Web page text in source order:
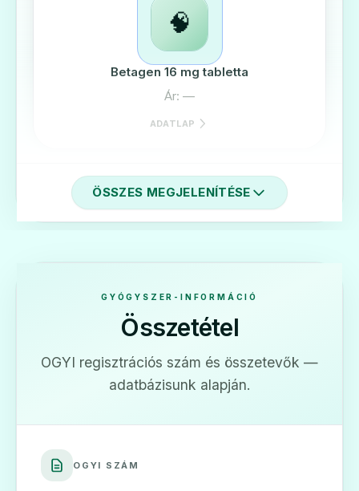
🧠
Betagen 16 mg tabletta
Ár: —
ADATLAP
🧠
Ár: —
ADATLAP
🧠
ÖSSZES MEGJELENÍTÉSE
GYÓGYSZER-INFORMÁCIÓ
Összetétel
OGYI regisztrációs szám és összetevők —
adatbázisunk alapján.
OGYI SZÁM